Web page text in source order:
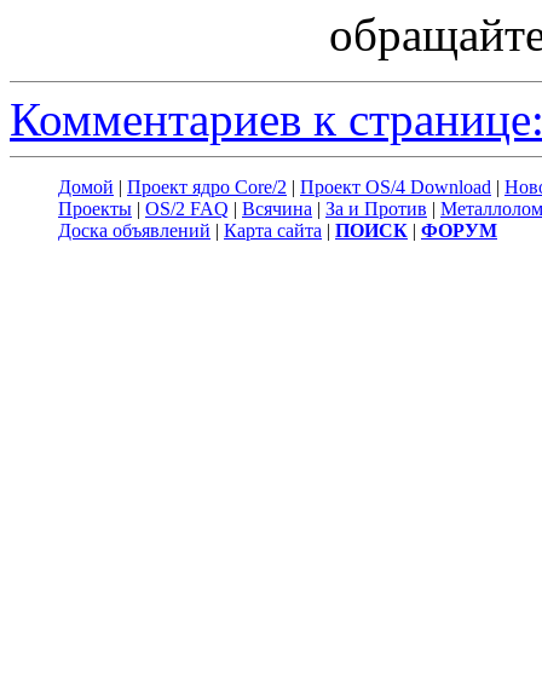
Комментариев к
Домой | Проект ядро Core/2 | Проект OS/4 Download |
Проекты | OS/2 FAQ | Всячина | За и Против | Металлолом
Доска объявлений | Карта сайта | ПОИСК | ФОРУМ